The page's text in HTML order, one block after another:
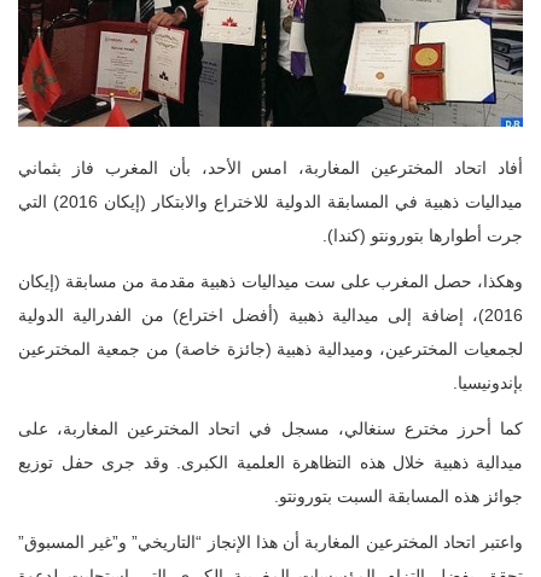
أفاد اتحاد المخترعين المغاربة، امس الأحد، بأن المغرب فاز بثماني
ميداليات ذهبية في المسابقة الدولية للاختراع والابتكار (إيكان 2016) التي
جرت أطوارها بتورونتو (كندا).
وهكذا، حصل المغرب على ست ميداليات ذهبية مقدمة من مسابقة (إيكان
2016)، إضافة إلى ميدالية ذهبية (أفضل اختراع) من الفدرالية الدولية
لجمعيات المخترعين، وميدالية ذهبية (جائزة خاصة) من جمعية المخترعين
بإندونيسيا.
كما أحرز مخترع سنغالي، مسجل في اتحاد المخترعين المغاربة، على
ميدالية ذهبية خلال هذه التظاهرة العلمية الكبرى. وقد جرى حفل توزيع
جوائز هذه المسابقة السبت بتورونتو.
واعتبر اتحاد المخترعين المغاربة أن هذا الإنجاز “التاريخي” و”غير المسبوق”